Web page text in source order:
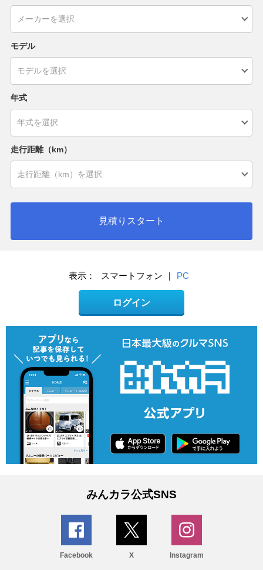
モデル
年式
走行距離（km）
見積りスタート
表示： スマートフォン | PC
ログイン
みんカラ公式SNS
Facebook X Instagram